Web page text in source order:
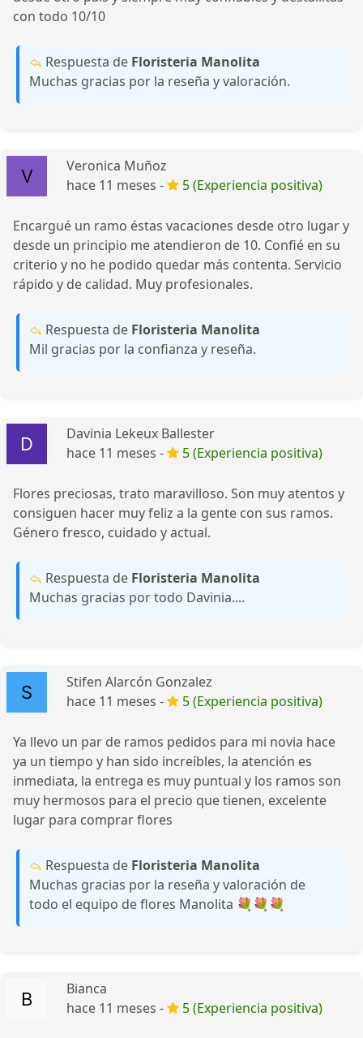
con todo 10/10
Respuesta de Floristeria Manolita
Muchas gracias por la reseña y valoración.
Veronica Muñoz
hace 11 meses -
5 (Experiencia positiva)
Encargué un ramo éstas vacaciones desde otro lugar y
desde un principio me atendieron de 10. Confié en su
criterio y no he podido quedar más contenta. Servicio
rápido y de calidad. Muy profesionales.
Respuesta de Floristeria Manolita
Mil gracias por la confianza y reseña.
Davinia Lekeux Ballester
hace 11 meses -
5 (Experiencia positiva)
Flores preciosas, trato maravilloso. Son muy atentos y
consiguen hacer muy feliz a la gente con sus ramos.
Género fresco, cuidado y actual.
Respuesta de Floristeria Manolita
Muchas gracias por todo Davinia....
Stifen Alarcón Gonzalez
hace 11 meses -
5 (Experiencia positiva)
Ya llevo un par de ramos pedidos para mi novia hace
ya un tiempo y han sido increíbles, la atención es
inmediata, la entrega es muy puntual y los ramos son
muy hermosos para el precio que tienen, excelente
lugar para comprar flores
Respuesta de Floristeria Manolita
Muchas gracias por la reseña y valoración de
todo el equipo de flores Manolita 💐💐💐
Bianca
hace 11 meses -
5 (Experiencia positiva)